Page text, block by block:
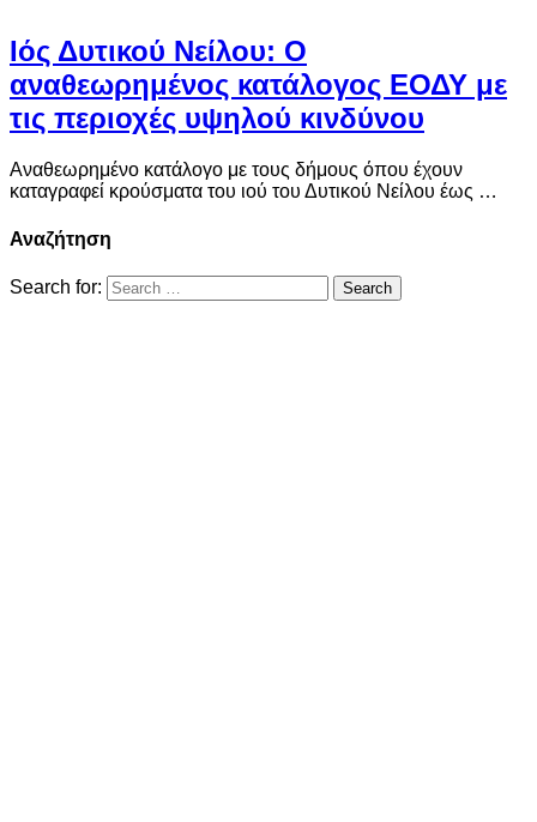
Ιός Δυτικού Νείλου: Ο
αναθεωρημένος κατάλογος ΕΟΔΥ με
τις περιοχές υψηλού κινδύνου
Αναθεωρημένο κατάλογο με τους δήμους όπου έχουν
καταγραφεί κρούσματα του ιού του Δυτικού Νείλου έως …
Αναζήτηση
Search for: